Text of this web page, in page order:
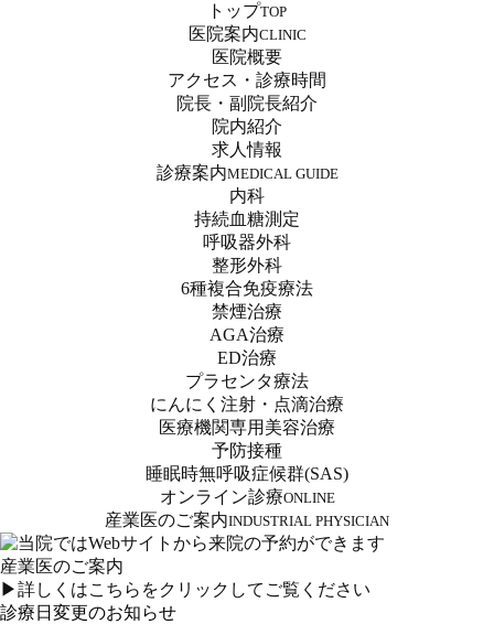
トップTOP
医院案内CLINIC
医院概要
アクセス・診療時間
院長・副院長紹介
院内紹介
求人情報
診療案内MEDICAL GUIDE
内科
持続血糖測定
呼吸器外科
整形外科
6種複合免疫療法
禁煙治療
AGA治療
ED治療
プラセンタ療法
にんにく注射・点滴治療
医療機関専用美容治療
予防接種
睡眠時無呼吸症候群(SAS)
オンライン診療ONLINE
産業医のご案内INDUSTRIAL PHYSICIAN
産業医のご案内
▶詳しくはこちらをクリックしてご覧ください
診療日変更のお知らせ